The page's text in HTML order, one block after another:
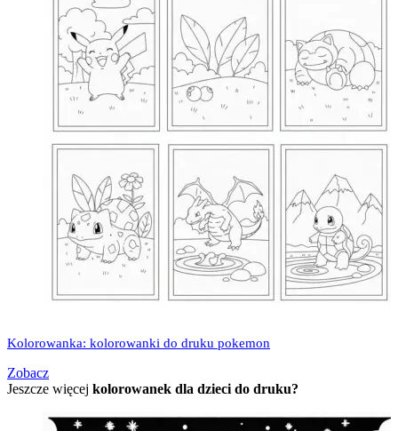
Kolorowanka: kolorowanki do druku pokemon
Zobacz
Jeszcze więcej kolorowanek dla dzieci do druku?